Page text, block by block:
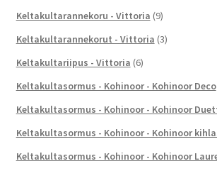
Keltakultarannekoru - Vittoria (9)
Keltakultarannekorut - Vittoria (3)
Keltakultariipus - Vittoria (6)
Keltakultasormus - Kohinoor - Kohinoor Deco
Keltakultasormus - Kohinoor - Kohinoor
Keltakultasormus - Kohinoor - Kohinoor
Keltakultasormus - Kohinoor - Kohinoor